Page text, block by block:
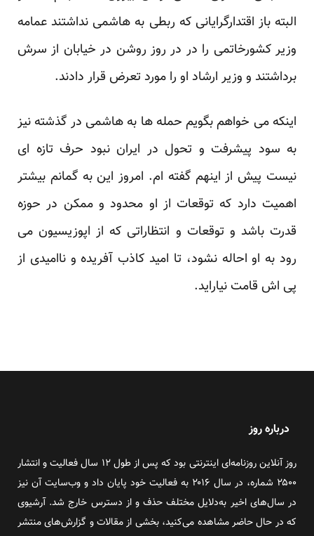
البته باز اقتدارگرایانی که ربطی به هاشمی نداشتند عمامه
وزیر کشورخاتمی را در در روز روشن در خیابان از سرش
برداشتند و وزیر ارشاد او را مورد تعرض قرار دادند.
اینکه می خواهم بگویم حمله ها به هاشمی در گذشته نیز
به سود پیشرفت و تحول در ایران نبود حرف تازه ای
نیست پیش از اینهم گفته ام. امروز این به گمانم بیشتر
اهمیت دارد که توقعات از او محدود و ممکن در حوزه
قدرت باشد و توقعات و انتظاراتی که از اپوزیسیون می
رود به او احاله نشود، تا امید کاذب آفریده و ناامیدی از
پی اش قامت نیاراید.
درباره روز
روز آنلاین روزنامه‌ای اینترنتی بود که پس از طول ۱۲ سال فعالیت و انتشار
۲۵۰۰ شماره، در سال ۲۰۱۶ به فعالیت خود پایان داد و وب‌سایت آن نیز
در سال‌های اخیر به‌دلایل مختلف حذف و از دسترس خارج شد. آرشیوی
که در حال حاضر مشاهده می‌کنید، بخشی از مقالات و گزارش‌های منتشر